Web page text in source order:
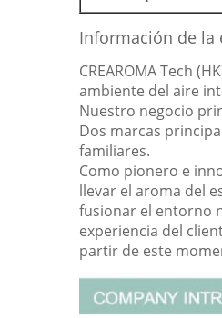
Información de la
CREAROMA Tech
ambiente del aire
Nuestro negocio
Dos marcas
familiares.
Como pionero e
llevar el aroma del
fusionar el entorno
experiencia del
partir de este